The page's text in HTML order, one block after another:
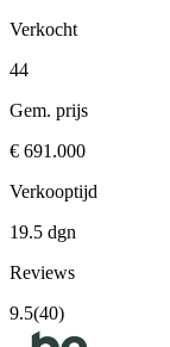
Verkocht
44
Gem. prijs
€ 691.000
Verkooptijd
19.5 dgn
Reviews
9.5(40)